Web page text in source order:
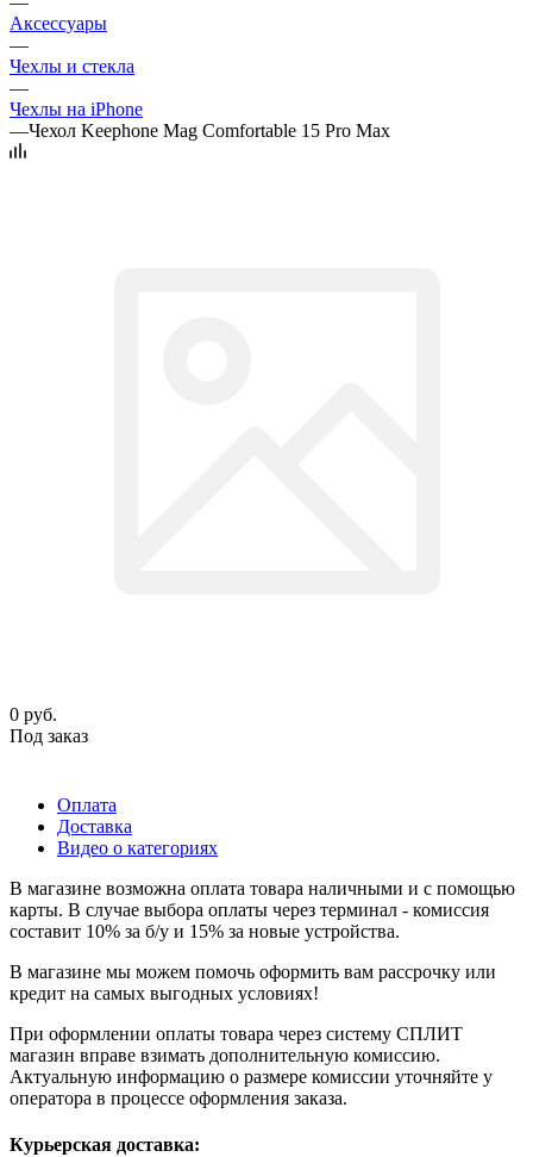
Аксессуары
—
Чехлы и стекла
—
Чехлы на iPhone
—Чехол Keephone Mag Comfortable 15 Pro Max
0 руб.
Под заказ
Оплата
Доставка
Видео о категориях
В магазине возможна оплата товара наличными и с помощью
карты. В случае выбора оплаты через терминал - комиссия
составит 10% за б/у и 15% за новые устройства.
В магазине мы можем помочь оформить вам рассрочку или
кредит на самых выгодных условиях!
При оформлении оплаты товара через систему СПЛИТ
магазин вправе взимать дополнительную комиссию.
Актуальную информацию о размере комиссии уточняйте у
оператора в процессе оформления заказа.
Курьерская доставка: